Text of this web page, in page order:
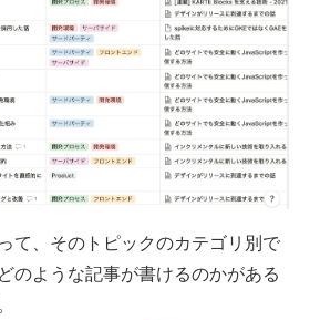
て、そのトピックのカテゴリ別で
のような記事が書けるのかがある